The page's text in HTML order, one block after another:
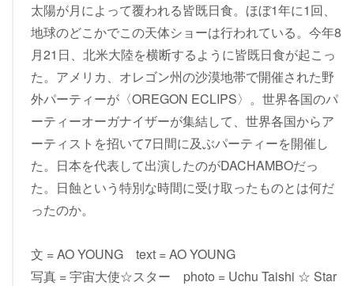
太陽が月によって覆われる皆既日食。ほぼ1年に1回、
地球のどこかでこの天体ショーは行われている。今年8
月21日、北米大陸を横断するように皆既日食が起こっ
た。アメリカ、オレゴン州の沙漠地帯で開催された野
外パーティーが〈OREGON ECLIPS〉。世界各国のパ
ーティーオーガナイザーが集結して、世界各国からア
ーティストを招いて7日間に及ぶパーティーを開催し
た。日本を代表して出演したのがDACHAMBOだっ
た。日蝕という特別な時間に受け取ったものとは何だ
ったのか。
文 = AO YOUNG text = AO YOUNG
写真 = 宇宙大使☆スター photo = Uchu Taishi ☆ Star